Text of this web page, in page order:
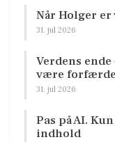
Når Holger
31. jul 2026
Verdens
være
31. jul 2026
Pas på AI.
indhold